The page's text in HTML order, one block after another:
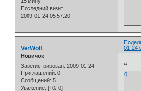
Последний визит:
2009-01-24 05:57:20
01-24
VerWolf
Новичок
Зарегистрирован: 2009-01-24
Приглашений: 0
Сообщений: 5
Уважение: [+0/-0]
а
0